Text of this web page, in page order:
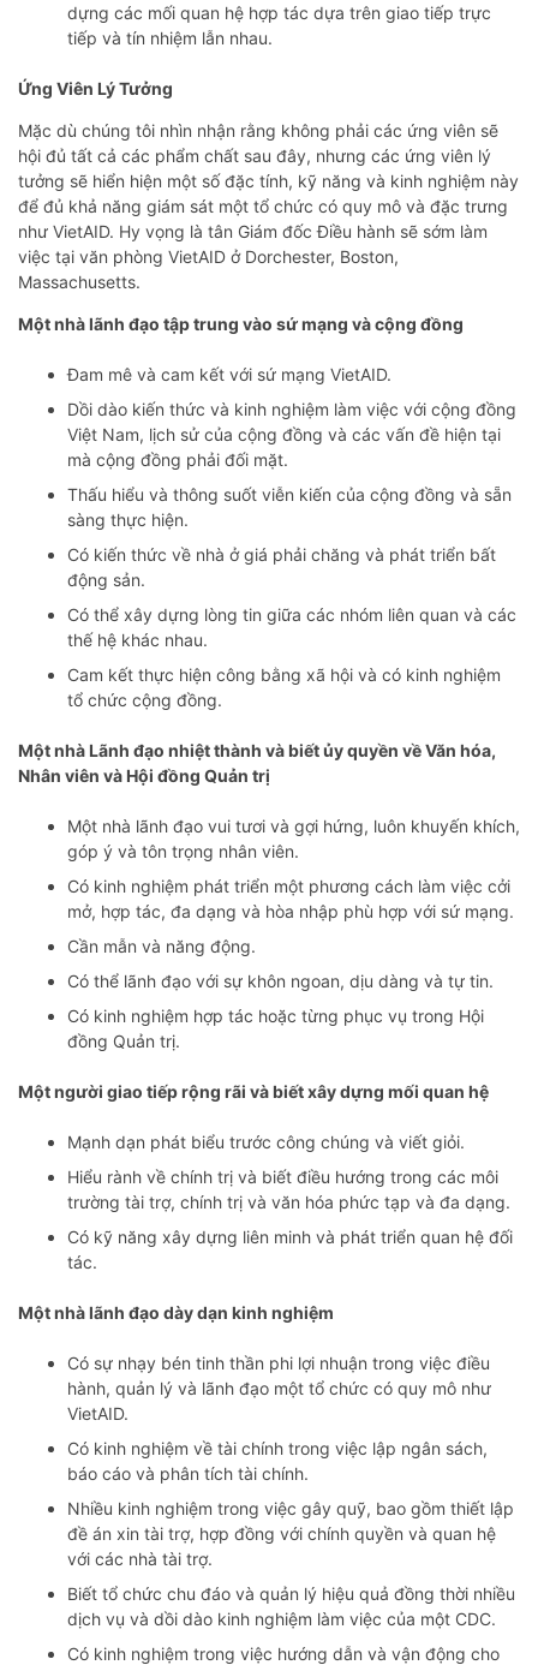
dựng các mối quan hệ hợp tác dựa trên giao tiếp trực
tiếp và tín nhiệm lẫn nhau.
Ứng Viên Lý Tưởng
Mặc dù chúng tôi nhìn nhận rằng không phải các ứng viên sẽ
hội đủ tất cả các phẩm chất sau đây, nhưng các ứng viên lý
tưởng sẽ hiển hiện một số đặc tính, kỹ năng và kinh nghiệm này
để đủ khả năng giám sát một tổ chức có quy mô và đặc trưng
như VietAID. Hy vọng là tân Giám đốc Điều hành sẽ sớm làm
việc tại văn phòng VietAID ở Dorchester, Boston,
Massachusetts.
Một nhà lãnh đạo tập trung vào sứ mạng và cộng đồng
Đam mê và cam kết với sứ mạng VietAID.
Dồi dào kiến thức và kinh nghiệm làm việc với cộng đồng
Việt Nam, lịch sử của cộng đồng và các vấn đề hiện tại
mà cộng đồng phải đối mặt.
Thấu hiểu và thông suốt viễn kiến của cộng đồng và sẵn
sàng thực hiện.
Có kiến thức về nhà ở giá phải chăng và phát triển bất
động sản.
Có thể xây dựng lòng tin giữa các nhóm liên quan và các
thế hệ khác nhau.
Cam kết thực hiện công bằng xã hội và có kinh nghiệm
tổ chức cộng đồng.
Một nhà Lãnh đạo nhiệt thành và biết ủy quyền vềVăn hóa,
Nhân viên và Hội đồng Quản trị
Một nhà lãnh đạo vui tươi và gợi hứng, luôn khuyến khích,
góp ý và tôn trọng nhân viên.
Có kinh nghiệm phát triển một phương cách làm việc cởi
mở, hợp tác, đa dạng và hòa nhập phù hợp với sứ mạng.
Cần mẫn và năng động.
Có thể lãnh đạo với sự khôn ngoan, dịu dàng và tự tin.
Có kinh nghiệm hợp tác hoặc từng phục vụ trong Hội
đồng Quản trị.
Một người giao tiếp rộng rãi và biếtxây dựng mối quan hệ
Mạnh dạn phát biểu trước công chúng và viết giỏi.
Hiểu rành về chính trị và biết điều hướng trong các môi
trường tài trợ, chính trị và văn hóa phức tạp và đa dạng.
Có kỹ năng xây dựng liên minh và phát triển quan hệ đối
tác.
Một nhà lãnh đạo dày dạn kinh nghiệm
Có sự nhạy bén tinh thần phi lợi nhuận trong việc điều
hành, quản lý và lãnh đạo một tổ chức có quy mô như
VietAID.
Có kinh nghiệm về tài chính trong việc lập ngân sách,
báo cáo và phân tích tài chính.
Nhiều kinh nghiệm trong việc gây quỹ, bao gồm thiết lập
đề án xin tài trợ, hợp đồng với chính quyền và quan hệ
với các nhà tài trợ.
Biết tổ chức chu đáo và quản lý hiệu quả đồng thời nhiều
dịch vụ và dồi dào kinh nghiệm làm việc của một CDC.
Có kinh nghiệm trong việc hướng dẫn và vận động cho